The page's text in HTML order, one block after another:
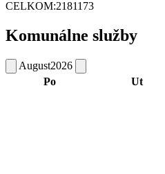
CELKOM:2181173
Komunálne služby
August2026
Po
Ut